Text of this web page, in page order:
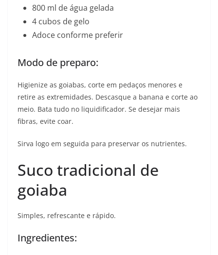
800 ml de água gelada
4 cubos de gelo
Adoce conforme preferir
Modo de preparo:
Higienize as goiabas, corte em pedaços menores e
retire as extremidades. Descasque a banana e corte ao
meio. Bata tudo no liquidificador. Se desejar mais
fibras, evite coar.
Sirva logo em seguida para preservar os nutrientes.
Suco tradicional de
goiaba
Simples, refrescante e rápido.
Ingredientes: